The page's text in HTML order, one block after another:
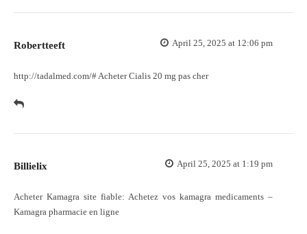
Robertteeft April 25, 2025 at 12:06 pm
http://tadalmed.com/#Acheter Cialis 20 mg pas cher
Billielix April 25, 2025 at 1:19 pm
Acheter Kamagra site fiable: Achetez vos kamagra medicaments –
Kamagra pharmacie en ligne